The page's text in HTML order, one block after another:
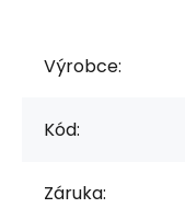
Výrobce:
Kód:
Záruka: